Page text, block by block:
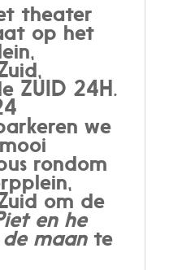
theater
op het
ZUID 24H.
we
rondom
om de
en he
maante